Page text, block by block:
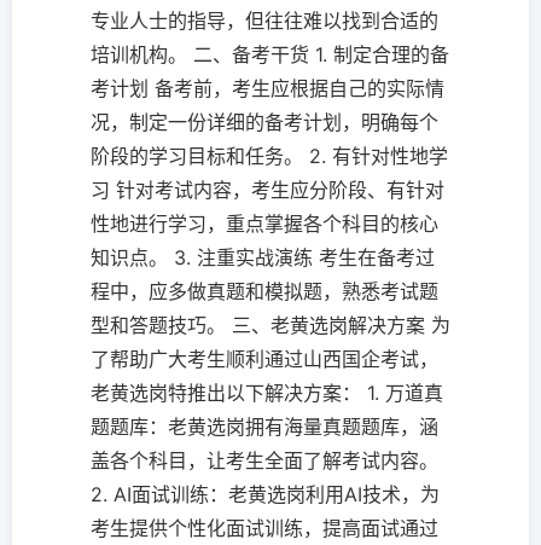
专业人士的指导，但往往难以找到合适的
培训机构。 二、备考干货 1. 制定合理的备
考计划 备考前，考生应根据自己的实际情
况，制定一份详细的备考计划，明确每个
阶段的学习目标和任务。 2. 有针对性地学
习 针对考试内容，考生应分阶段、有针对
性地进行学习，重点掌握各个科目的核心
知识点。 3. 注重实战演练 考生在备考过
程中，应多做真题和模拟题，熟悉考试题
型和答题技巧。 三、老黄选岗解决方案 为
了帮助广大考生顺利通过山西国企考试，
老黄选岗特推出以下解决方案： 1. 万道真
题题库：老黄选岗拥有海量真题题库，涵
盖各个科目，让考生全面了解考试内容。
2. AI面试训练：老黄选岗利用AI技术，为
考生提供个性化面试训练，提高面试通过